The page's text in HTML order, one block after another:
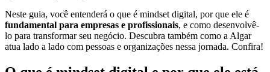
Neste guia, você entenderá o que é mindset digital, por que ele é
fundamental para empresas e profissionais, e como desenvolvê-
lo para transformar seu negócio. Descubra também como a Algar
atua lado a lado com pessoas e organizações nessa jornada. Confira!